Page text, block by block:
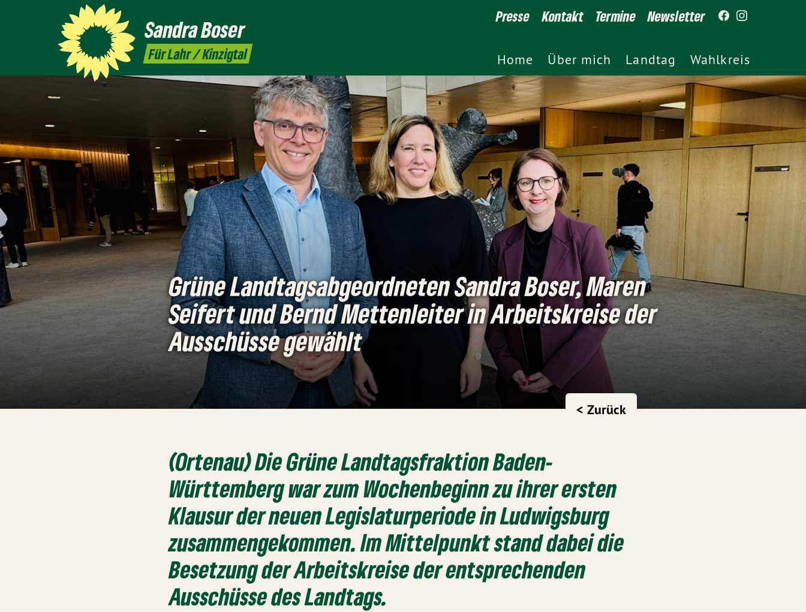
SandraBoser
Für Lahr / Kinzigtal
Presse Kontakt Termine Newsletter
Home Über mich Landtag Wahlkreis
Grüne Landtagsabgeordneten Sandra Boser, Maren
Seifert und Bernd Mettenleiter in Arbeitskreise der
Ausschüsse gewählt
< Zurück
(Ortenau) Die Grüne Landtagsfraktion Baden-
Württemberg war zum Wochenbeginn zu ihrer ersten
Klausur der neuen Legislaturperiode in Ludwigsburg
zusammengekommen. Im Mittelpunkt stand dabei die
Besetzung der Arbeitskreise der entsprechenden
Ausschüsse des Landtags.